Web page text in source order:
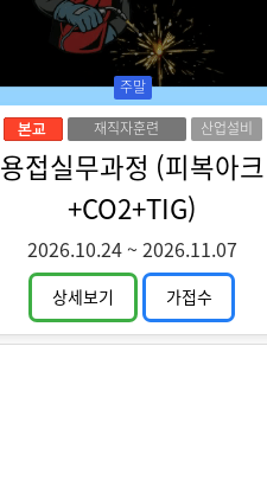
주말
재직자훈련
산업설비
용접실무과정 (피복아크
+CO2+TIG)
2026.10.24 ~ 2026.11.07
상세보기 가접수